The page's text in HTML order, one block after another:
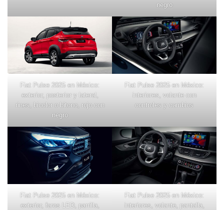
negro
Fiat Pulse 2025 en México:
exterior, posterior y lateral,
rines, bicolor o bitono, rojo con
negro
Fiat Pulse 2025 en México:
interiores, volante con
controles y cambios
Fiat Pulse 2025 en México:
exterior, faros LED, parrilla,
Fiat Pulse 2025 en México:
interiores, volante, pantalla,